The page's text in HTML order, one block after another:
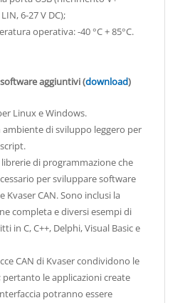
6-27 V DC);
operativa: -40 °C + 85°C.
aggiuntivi (download)
Linux e Windows.
ambiente di sviluppo leggero per
librerie di programmazione che
per sviluppare software
Kvaser CAN. Sono inclusi la
completa e diversi esempi di
in C, C++, Delphi, Visual Basic e
CAN di Kvaser condividono le
pertanto le applicazioni create
potranno essere